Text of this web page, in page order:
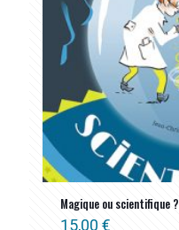
Magique ou scientifique ?
15,00 €